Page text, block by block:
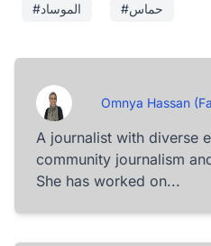
#الموساد #حماس
Omnya Hassan
A journalist with diverse
community journalism
She has worked on...